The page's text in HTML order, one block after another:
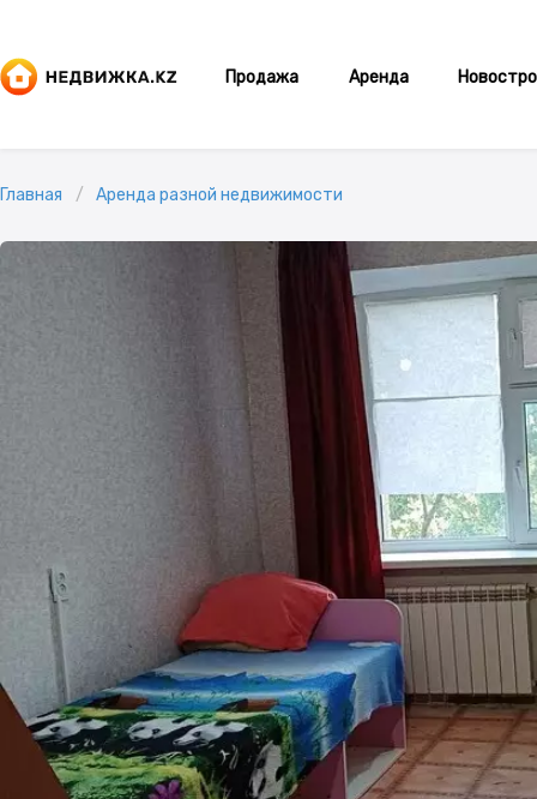
Продажа Аренда
Главная Аренда разной недвижимости